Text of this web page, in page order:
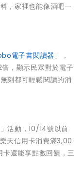
，家裡也能像酒吧一
電子書閱讀器 」，
，顯示民眾對於電子
刻都可輕鬆閱讀的消
活動，10/14號以前
天信用卡消費滿3,00
還能享點數回饋，三